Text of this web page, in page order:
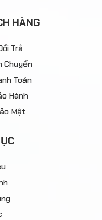
HÀNG
Trả
Chuyển
Toán
Hành
Mật